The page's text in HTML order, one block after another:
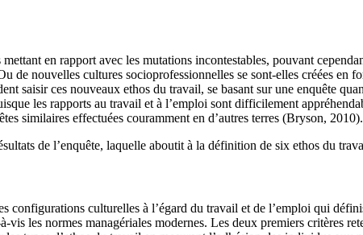
en rapport avec les mutations incontestables, pouvant
nouvelles cultures socioprofessionnelles se sont-elles créées en
saisir ces nouveaux ethos du travail, se basant sur une enquête
les rapports au travail et à l’emploi sont difficilement
similaires effectuées couramment en d’autres terres (Bryson, 2010).
de l’enquête, laquelle aboutit à la définition de six ethos du
configurations culturelles à l’égard du travail et de l’emploi qui
les normes managériales modernes. Les deux premiers critères